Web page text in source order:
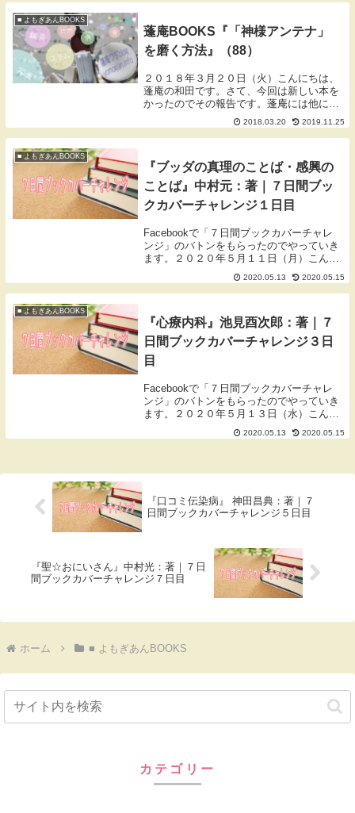
す。７日間ブックカバーチャレンジ概要７
■ よもぎあんBOOKS
蓬庵BOOKS『「神様アンテナ」
を磨く方法』（88）
２０１８年３月２０日（火）こんにちは、
蓬庵の和田です。さて、今回は新しい本を
かったのでその報告です。蓬庵には他にも
２冊ほどあるのですが桜井識子さんの本で
す。スピリチュアル関係の本ですが、女性
の患者様に人気があります。『「神様アン
2018.03.20 2019.11.25
■ よもぎあんBOOKS
『ブッダの真理のことば・感興の
ことば』中村元：著｜７日間ブッ
クカバーチャレンジ１日目
Facebookで「７日間ブックカバーチャレ
ンジ」のバトンをもらったのでやっていき
ます。２０２０年５月１１日（月）こんに
ちは、和歌山県橋本市の鍼灸師ワダです。
ブログをご覧いただきありがとうございま
す。７日間ブックカバーチャレンジ概要７
2020.05.13 2020.05.15
■ よもぎあんBOOKS
『心療内科』池見酉次郎：著｜７
日間ブックカバーチャレンジ３日
目
Facebookで「７日間ブックカバーチャレ
ンジ」のバトンをもらったのでやっていき
ます。２０２０年５月１３日（水）こんに
ちは、和歌山県橋本市の鍼灸師ワダです。
ブログをご覧いただきありがとうございま
2020.05.13 2020.05.15
『口コミ伝染病』 神田昌典：著｜７
日間ブックカバーチャレンジ５日目
『聖☆おにいさん』中村光：著｜７日
間ブックカバーチャレンジ７日目
ホーム ■ よもぎあんBOOKS
カテゴリー